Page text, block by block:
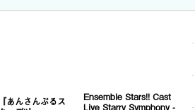
『あんさんぶるス
Ensemble Stars!! Cast
Live Starry Symphony -